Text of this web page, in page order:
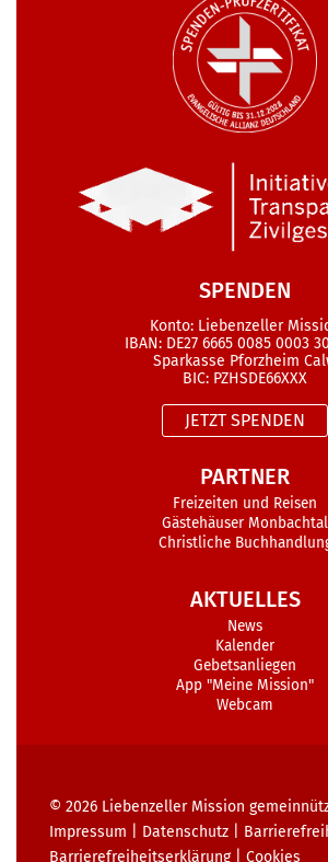
SPENDEN
Konto: Liebenzeller
IBAN: DE27 6665 0085 0003
Sparkasse Pforzheim
BIC: PZHSDE66XXX
JETZT SPENDEN
PARTNER
Freizeiten und Reisen
Gästehäuser Monbachtal
Christliche
AKTUELLES
News
Kalender
Gebetsanliegen
App "Meine Mission"
Webcam
© 2026 Liebenzeller Mission
Impressum
Datenschutz
Barrierefreiheits­erklärung| Cookies